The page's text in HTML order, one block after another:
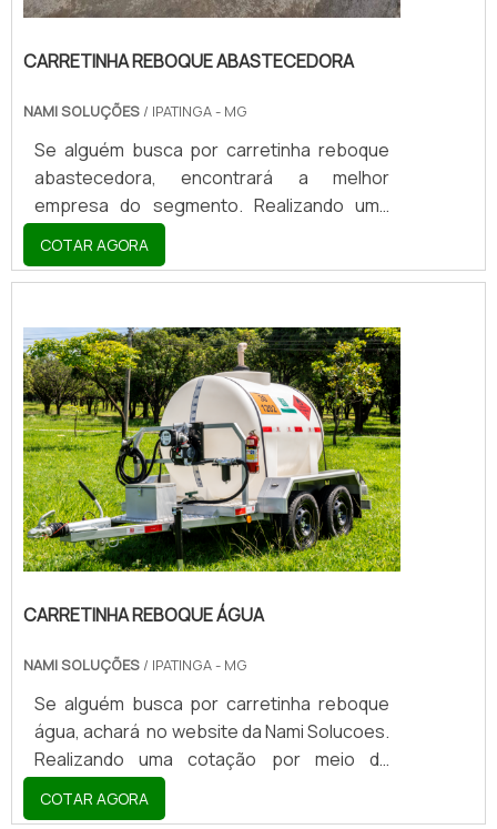
CARRETINHA REBOQUE ABASTECEDORA
NAMI SOLUÇÕES / IPATINGA - MG
Se alguém busca por carretinha reboque
abastecedora, encontrará a melhor
empresa do segmento. Realizando uma
cotação por meio da plataforma de
divulgação das indústrias e descobrindo a
líder do mercado.Qualidade é aqui! Quando
abastecedora, com a equipe da Nami
Solucoes poderá encontrar precisão com
pagamento acessível.OUTRAS
INFORMAÇÕES SOBRE CARRETINHA
REBOQUE ABASTECEDORAA Nami
Solucoes canaliza seus...
COTAR AGORA
CARRETINHA REBOQUE ÁGUA
NAMI SOLUÇÕES / IPATINGA - MG
Se alguém busca por carretinha reboque
água, achará no website da Nami Solucoes.
Realizando uma cotação por meio da
plataforma de divulgação das indústrias e
descobrindo a líder do mercado.ALGUNS
COTAR AGORA